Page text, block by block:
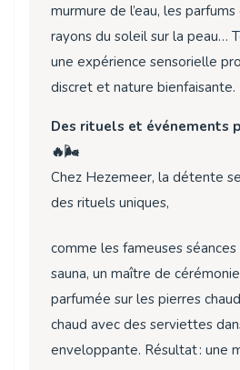
murmure de l’eau, les
rayons du soleil sur la peau…
une expérience sensorielle
discret et nature bienfaisante.
Des rituels et événements
🔥🌬️
Chez Hezemeer, la détente
des rituels uniques,
comme les fameuses séances
sauna, un maître de
parfumée sur les pierres
chaud avec des serviettes
enveloppante. Résultat : une